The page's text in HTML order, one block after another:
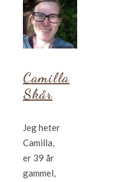
Camilla
Skår
Jeg heter
Camilla,
er 39 år
gammel,